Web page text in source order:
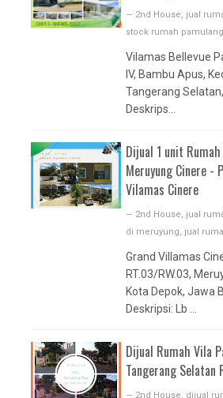
— 2nd House jual
stock rumah pamulang
Vilamas Bellevue
IV, Bambu Apus,
Tangerang
Deskrips...
Dijual 1 unit
Meruyung Cinere -
Vilamas Cinere
— 2nd House jual
di meruyung
jual
Grand Villamas
RT.03/RW.03,
Kota Depok, Jawa
Deskripsi: Lb ...
Dijual Rumah Vila
Tangerang Selatan
— 2nd House dijual